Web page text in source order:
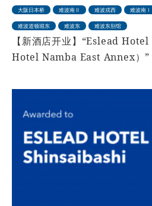
大阪日本桥 难波南Ⅱ 难波戎西 难波南Ⅰ
难波道顿堀东 难波东 难波东别馆
【新酒店开业】“Eslead
Hotel Namba East Annex）”